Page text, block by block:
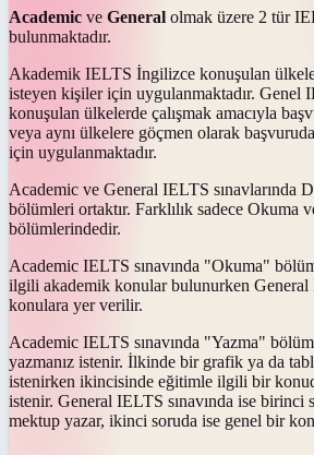
Academic ve General olmak üzere 2 tür
bulunmaktadır.
Akademik IELTS İngilizce konuşulan
isteyen kişiler için uygulanmaktadır. Genel
konuşulan ülkelerde çalışmak amacıyla
veya aynı ülkelere göçmen olarak
için uygulanmaktadır.
Academic ve General IELTS sınavlarında
bölümleri ortaktır. Farklılık sadece Okuma
bölümlerindedir.
Academic IELTS sınavında "Okuma"
ilgili akademik konular bulunurken General
konulara yer verilir.
Academic IELTS sınavında "Yazma"
yazmanız istenir. İlkinde bir grafik ya da
istenirken ikincisinde eğitimle ilgili bir
istenir. General IELTS sınavında ise
mektup yazar, ikinci soruda ise genel bir